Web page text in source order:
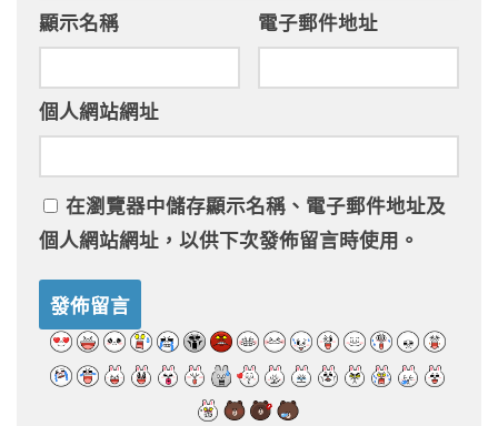
顯示名稱 電子郵件地址
個人網站網址
在瀏覽器中儲存顯示名稱、電子郵件地址及
個人網站網址，以供下次發佈留言時使用。